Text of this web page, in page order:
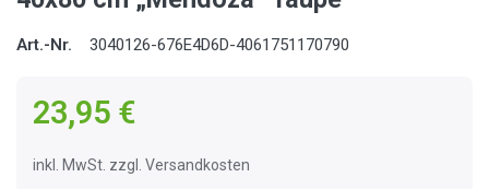
Art.-Nr. 3040126-676E4D6D-4061751170790
23,95 €
inkl. MwSt. zzgl. Versandkosten